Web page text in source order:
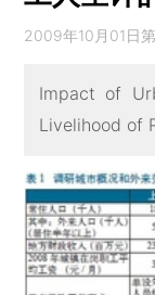
2009年10月01日
Impact of
Livelihood of